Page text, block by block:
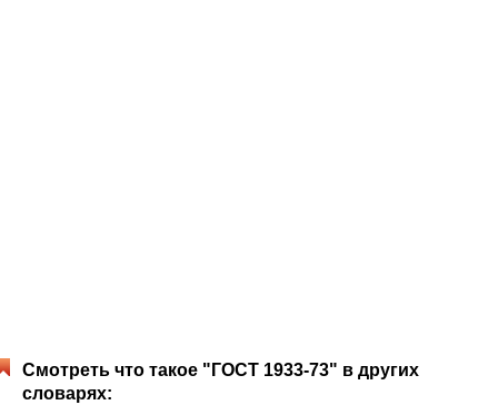
Смотреть что такое "ГОСТ 1933-73" в других
словарях: